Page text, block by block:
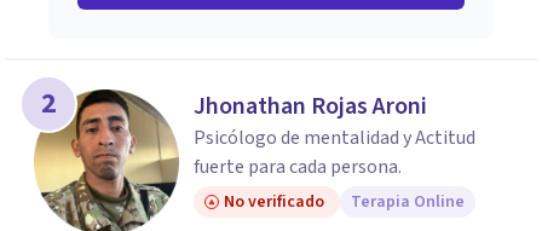
2 Jhonathan Rojas Aroni
Psicólogo de mentalidad y Actitud
fuerte para cada persona.
No verificado Terapia Online